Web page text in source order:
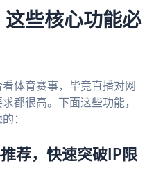
些核心功能必
体育赛事，毕竟直播对网
都很高。下面这些功能，
：
荐，快速突破IP限